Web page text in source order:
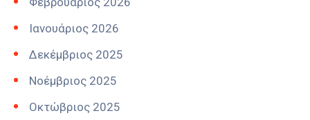
Ιανουάριος 2026
Δεκέμβριος 2025
Νοέμβριος 2025
Οκτώβριος 2025